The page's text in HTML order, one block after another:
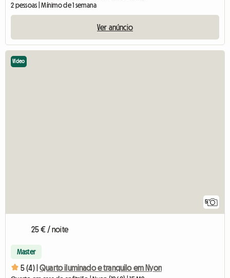
2 pessoas | Mínimo de 1 semana
Ver anúncio
5
Vídeo
25 € / noite
Master
5 (4) | Quarto iluminado e tranquilo em Nyon